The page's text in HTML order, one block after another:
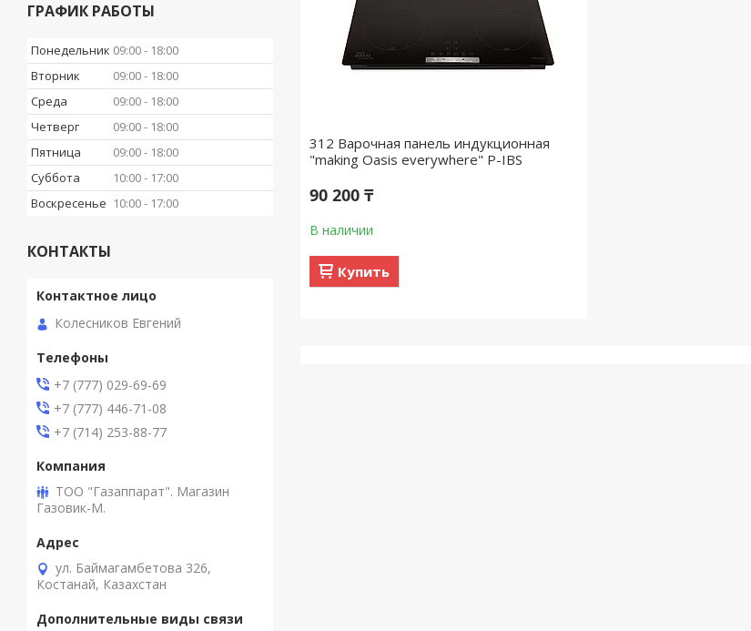
312 Варочная панель индукционная
"making Oasis everywhere" P-IBS
90 200 ₸
В наличии
Купить
ГРАФИК РАБОТЫ
Понедельник 09:00
18:00
Вторник
09:00
18:00
Среда
09:00
18:00
Четверг
09:00
18:00
Пятница
09:00
18:00
Суббота
10:00
17:00
Воскресенье 10:00 17:00
КОНТАКТЫ
Колесников Евгений
+7 (777) 029-69-69
+7 (777) 446-71-08
+7 (714) 253-88-77
ТОО "Газаппарат". Магазин
Газовик-М.
ул. Баймагамбетова 326,
Костанай, Казахстан